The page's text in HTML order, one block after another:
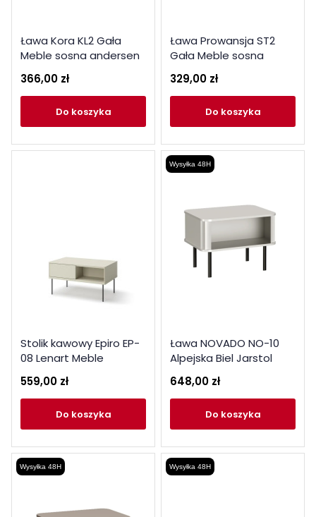
Ława Kora KL2 Gała
Meble sosna andersen
366,00 zł
do koszyka
Ława Prowansja ST2
Gała Meble sosna
329,00 zł
do koszyka
Stolik kawowy Epiro EP-
08 Lenart Meble
559,00 zł
do koszyka
Wysyłka 48H
Ława NOVADO NO-10
Alpejska Biel Jarstol
648,00 zł
do koszyka
Wysyłka 48H Wysyłka 48H